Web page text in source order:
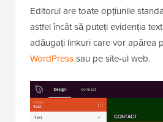
Editorul are toate opțiunile
astfel încât să puteți evidenția
adăugați linkuri care vor apărea
WordPresssau pe site-ul web.